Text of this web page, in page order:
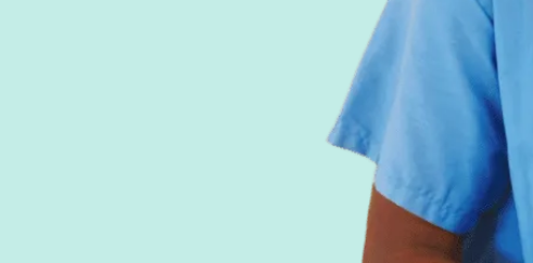
Renforcer sa flexibilité cognitive
Entraînement ciblé pour passer facilement d’une
Applications dans la vie quotidienne
Aide à prendre des décisions rapides et à